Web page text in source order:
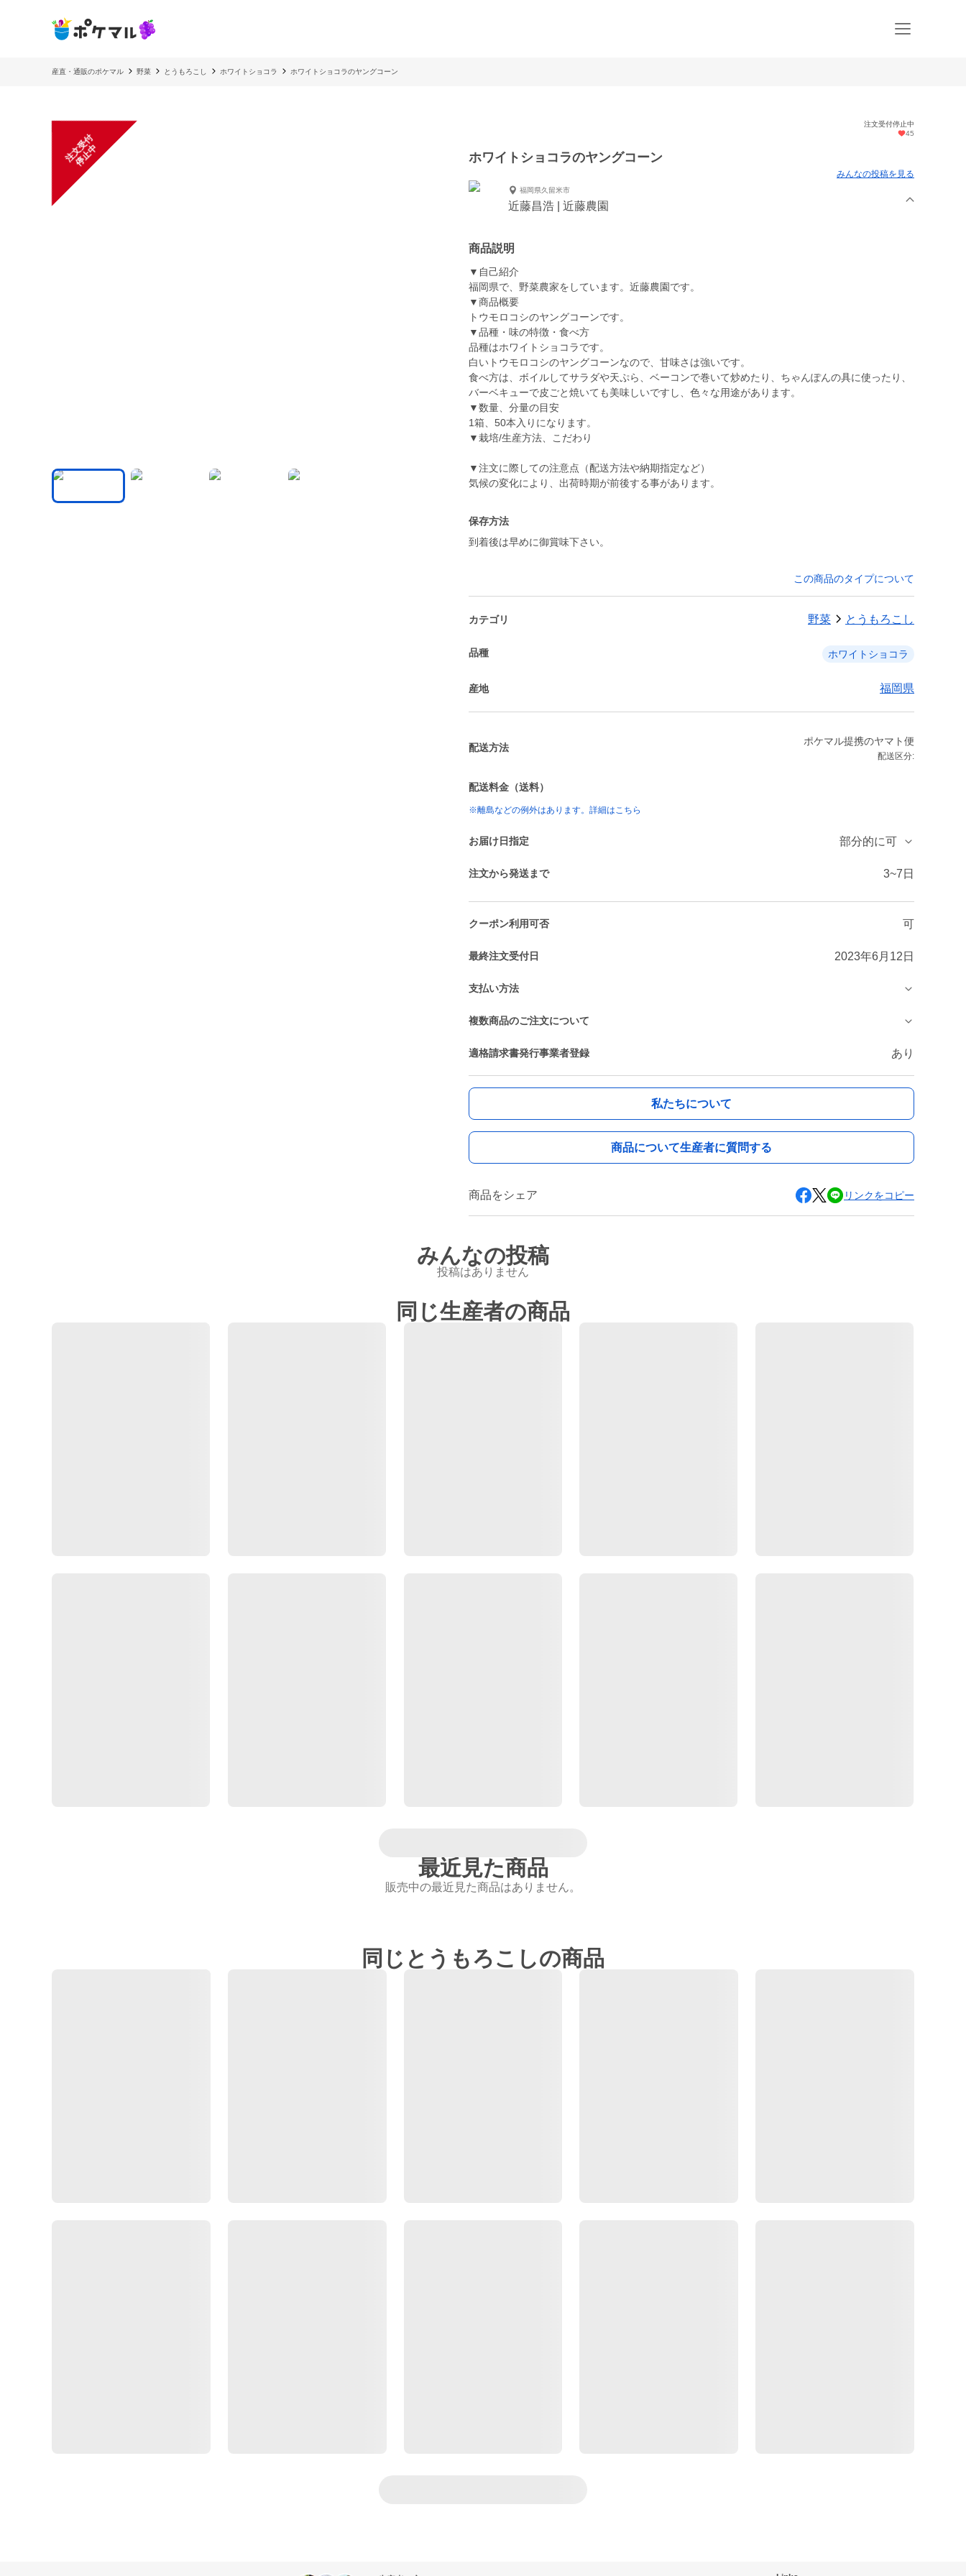
産直・通販のポケマル 野菜 とうもろこし ホワイトショコラ ホワイトショコラのヤングコーン
注
文
受
付
停
止
中
注文受付停止中
45
ホワイトショコラのヤングコーン
みんなの投稿を見る
福岡県久留米市
近藤昌浩 | 近藤農園
商品説明
▼自己紹介
福岡県で、野菜農家をしています。近藤農園です。
▼商品概要
トウモロコシのヤングコーンです。
▼品種・味の特徴・食べ方
品種はホワイトショコラです。
白いトウモロコシのヤングコーンなので、甘味さは強いです。
食べ方は、ボイルしてサラダや天ぷら、ベーコンで巻いて炒めたり、ちゃんぽんの具に使ったり、
バーベキューで皮ごと焼いても美味しいですし、色々な用途があります。
▼数量、分量の目安
1箱、50本入りになります。
▼栽培/生産方法、こだわり
▼注文に際しての注意点（配送方法や納期指定など）
保存方法
到着後は早めに御賞味下さい。
この商品のタイプについて
カテゴリ 野菜 とうもろこし
品種 ホワイトショコラ
産地 福岡県
配送方法
ポケマル提携のヤマト便
配送区分:
配送料金（送料）
※離島などの例外はあります。詳細はこちら
お届け日指定 部分的に可
注文から発送まで 3~7日
クーポン利用可否 可
最終注文受付日 2023年6月12日
支払い方法
複数商品のご注文について
適格請求書発行事業者登録 あり
私たちについて
商品について生産者に質問する
商品をシェア リンクをコピー
みんなの投稿
投稿はありません
同じ生産者の商品
最近見た商品
販売中の最近見た商品はありません。
同じとうもろこしの商品